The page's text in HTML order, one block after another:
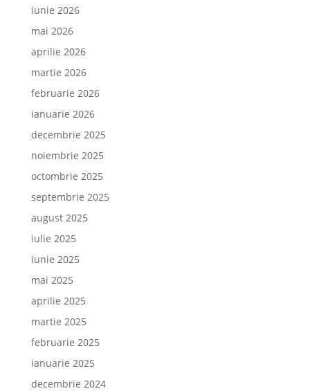
iunie 2026
mai 2026
aprilie 2026
martie 2026
februarie 2026
ianuarie 2026
decembrie 2025
noiembrie 2025
octombrie 2025
septembrie 2025
august 2025
iulie 2025
iunie 2025
mai 2025
aprilie 2025
martie 2025
februarie 2025
ianuarie 2025
decembrie 2024